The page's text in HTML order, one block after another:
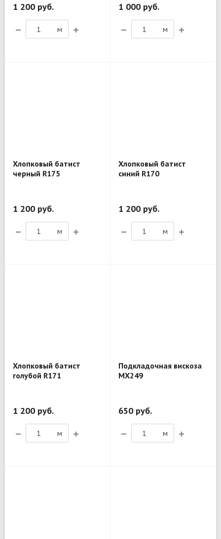
1 200 руб.
м
1 000 руб.
м
Хлопковый батист
черный R175
1 200 руб.
м
Хлопковый батист
синий R170
1 200 руб.
м
Хлопковый батист
голубой R171
1 200 руб.
м
Подкладочная вискоза
MX249
650 руб.
м